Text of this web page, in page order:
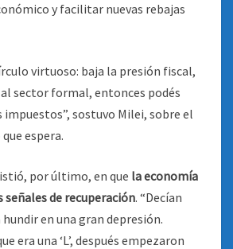
y facilitar nuevas rebajas
virtuoso: baja la presión fiscal,
sector formal, entonces podés
impuestos”, sostuvo Milei, sobre el
espera.
por último, en que la economía
señales de recuperación. “Decían
en una gran depresión.
era una ‘L’, después empezaron